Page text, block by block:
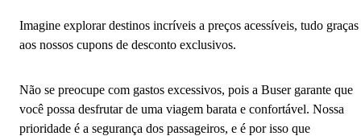
Imagine explorar destinos incríveis a preços acessíveis, tudo graças
aos nossos cupons de desconto exclusivos.
Não se preocupe com gastos excessivos, pois a Buser garante que
você possa desfrutar de uma viagem barata e confortável. Nossa
prioridade é a segurança dos passageiros, e é por isso que